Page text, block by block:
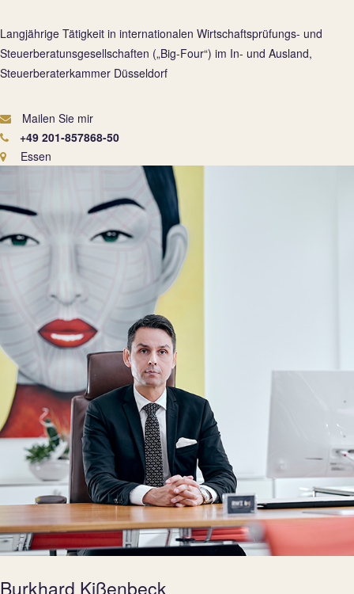
Langjährige Tätigkeit in internationalen Wirtschaftsprüfungs- und
Steuerberatunsgesellschaften („Big-Four“) im In- und Ausland,
Steuerberaterkammer Düsseldorf
Mailen Sie mir
+49 201-857868-50
Essen
Burkhard Kißenbeck